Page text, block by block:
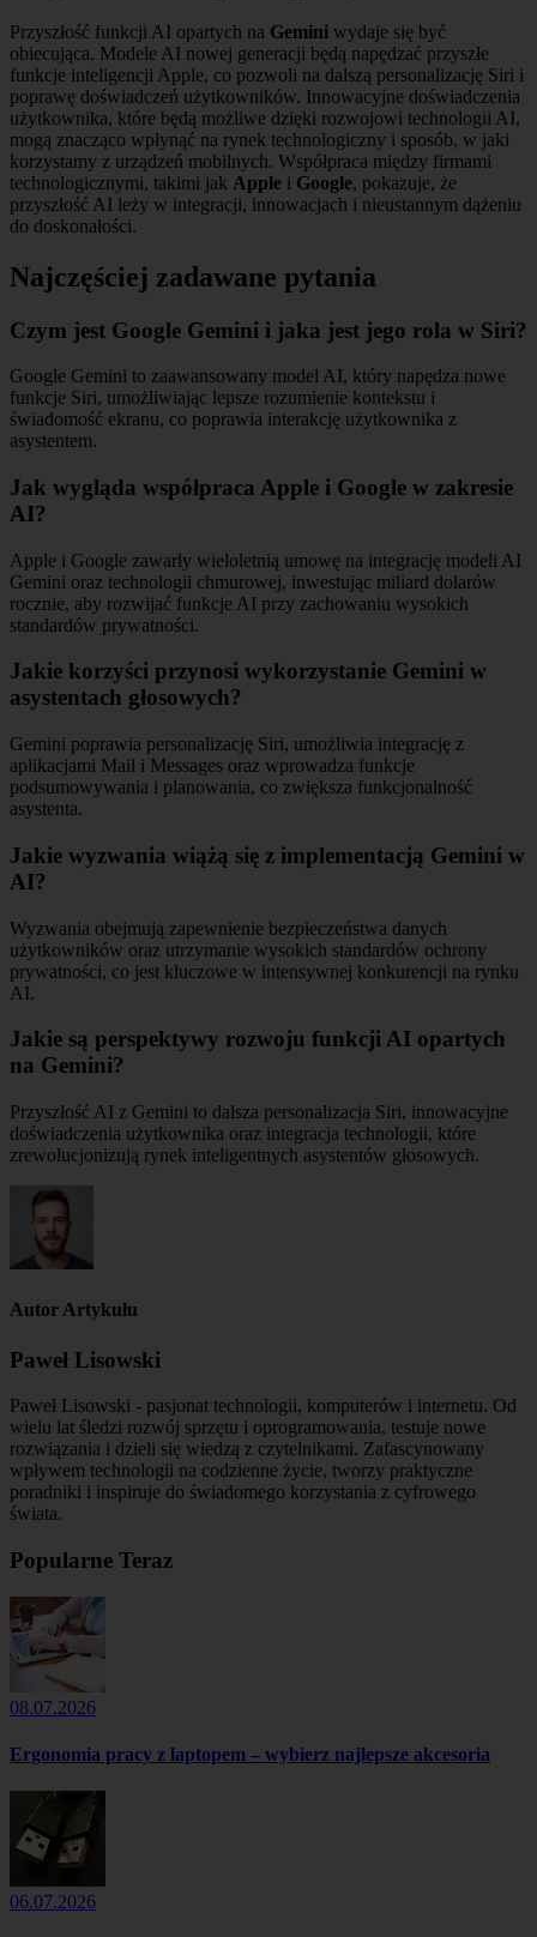
Przyszłość funkcji AI opartych na Gemini wydaje się być
obiecująca. Modele AI nowej generacji będą napędzać przyszłe
funkcje inteligencji Apple, co pozwoli na dalszą personalizację Siri i
poprawę doświadczeń użytkowników. Innowacyjne doświadczenia
użytkownika, które będą możliwe dzięki rozwojowi technologii AI,
mogą znacząco wpłynąć na rynek technologiczny i sposób, w jaki
korzystamy z urządzeń mobilnych. Współpraca między firmami
technologicznymi, takimi jak Apple i Google, pokazuje, że
przyszłość AI leży w integracji, innowacjach i nieustannym dążeniu
do doskonałości.
Najczęściej zadawane pytania
Czym jest Google Gemini i jaka jest jego rola w Siri?
Google Gemini to zaawansowany model AI, który napędza nowe
funkcje Siri, umożliwiając lepsze rozumienie kontekstu i
świadomość ekranu, co poprawia interakcję użytkownika z
asystentem.
Jak wygląda współpraca Apple i Google w zakresie
AI?
Apple i Google zawarły wieloletnią umowę na integrację modeli AI
Gemini oraz technologii chmurowej, inwestując miliard dolarów
rocznie, aby rozwijać funkcje AI przy zachowaniu wysokich
standardów prywatności.
Jakie korzyści przynosi wykorzystanie Gemini w
asystentach głosowych?
Gemini poprawia personalizację Siri, umożliwia integrację z
aplikacjami Mail i Messages oraz wprowadza funkcje
podsumowywania i planowania, co zwiększa funkcjonalność
asystenta.
Jakie wyzwania wiążą się z implementacją Gemini w
AI?
Wyzwania obejmują zapewnienie bezpieczeństwa danych
użytkowników oraz utrzymanie wysokich standardów ochrony
prywatności, co jest kluczowe w intensywnej konkurencji na rynku
AI.
Jakie są perspektywy rozwoju funkcji AI opartych
na Gemini?
Przyszłość AI z Gemini to dalsza personalizacja Siri, innowacyjne
doświadczenia użytkownika oraz integracja technologii, które
zrewolucjonizują rynek inteligentnych asystentów głosowych.
Autor Artykułu
Paweł Lisowski
Paweł Lisowski - pasjonat technologii, komputerów i internetu. Od
wielu lat śledzi rozwój sprzętu i oprogramowania, testuje nowe
rozwiązania i dzieli się wiedzą z czytelnikami. Zafascynowany
wpływem technologii na codzienne życie, tworzy praktyczne
poradniki i inspiruje do świadomego korzystania z cyfrowego
świata.
Popularne Teraz
08.07.2026
Ergonomia pracy z laptopem – wybierz najlepsze akcesoria
06.07.2026